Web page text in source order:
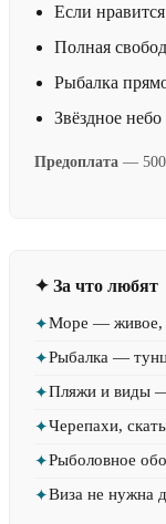
Если
Полная
Рыбалка
Звёздное
Предоплата — 500
✦ За что любят
✦Море — живое,
✦Рыбалка —
✦Пляжи и виды
✦Черепахи,
✦Рыболовное
✦Виза не нужна